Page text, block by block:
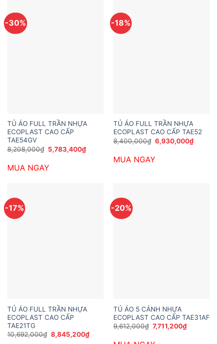
-30%
TỦ ÁO FULL TRẦN NHỰA
ECOPLAST CAO CẤP
TAE54GV
8,208,000₫ Giá
gốc
8,208,000₫.
5,783,400₫Giá
hiện
MUA NGAY
-18%
TỦ ÁO FULL TRẦN NHỰA
ECOPLAST CAO CẤP TAE52
8,400,000₫ Giá
gốc
8,400,000₫.
6,930,000₫Giá
hiện
MUA NGAY
-17%
TỦ ÁO FULL TRẦN NHỰA
ECOPLAST CAO CẤP
TAE21TG
10,692,000₫ Giá
gốc
8,845,200₫Giá
hiện
-20%
TỦ ÁO 5 CÁNH NHỰA
ECOPLAST CAO CẤP TAE31AF
9,612,000₫ Giá
gốc
7,711,200₫Giá
hiện